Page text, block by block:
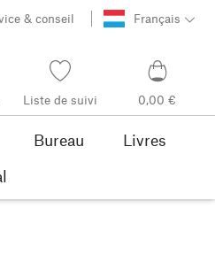
& conseil Français
Liste de suivi 0,00 €
Bureau
Livres